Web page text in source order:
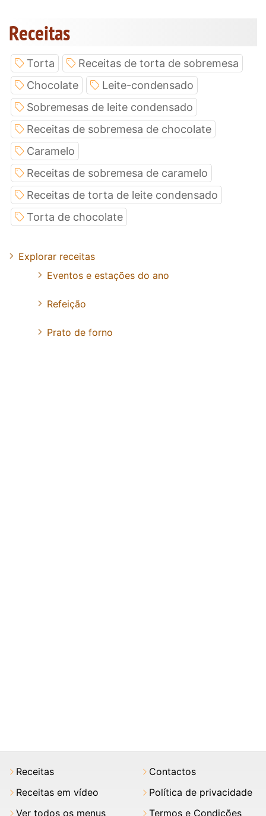
Receitas
Torta
Receitas de torta de sobremesa
Chocolate
Leite-condensado
Sobremesas de leite condensado
Receitas de sobremesa de chocolate
Caramelo
Receitas de sobremesa de caramelo
Receitas de torta de leite condensado
Torta de chocolate
Explorar receitas
Eventos e estações do ano
Refeição
Prato de forno
Receitas
Receitas em vídeo
Ver todos os menus
Contactos
Política de privacidade
Termos e Condições